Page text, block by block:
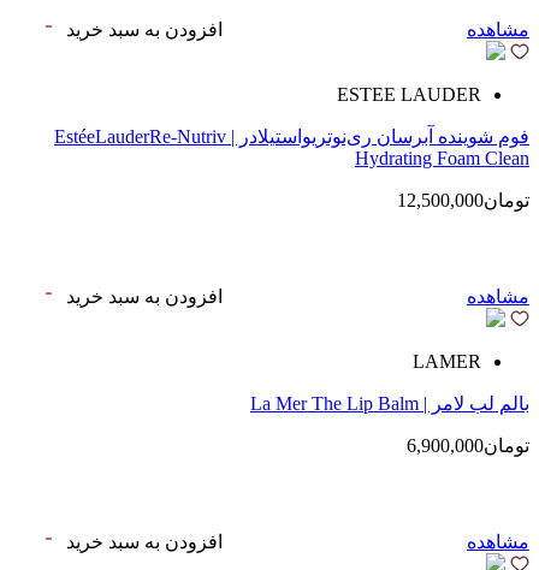
مشاهده افزودن به سبد خرید
ESTEE LAUDER
فوم شوینده آبرسان ری‌نوتریواستیلادر | EstéeLauderRe-Nutriv
Hydrating Foam Clean
تومان12,500,000
مشاهده افزودن به سبد خرید
LAMER
بالم لب لامر | La Mer The Lip Balm
تومان6,900,000
مشاهده افزودن به سبد خرید